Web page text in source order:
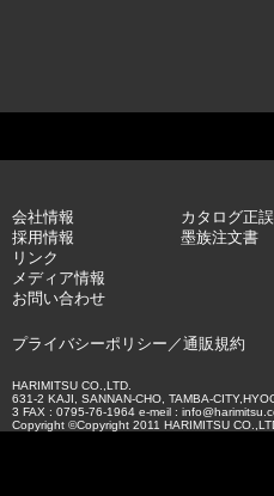
会社情報
採用情報
リンク
メディア情報
お問い合わせ
カタログ正
墨族注文書
プライバシーポリシー ／通販規約
HARIMITSU CO.,LTD.
631-2 KAJI, SANNAN-CHO, TAMBA-
3 FAX : 0795-76-1964 e-meil :
Copyright ©Copyright 2011 HARIMITSU